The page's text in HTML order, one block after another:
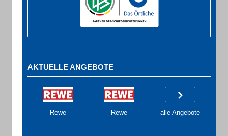
AKTUELLE ANGEBOTE
Rewe Rewe alle Angebote